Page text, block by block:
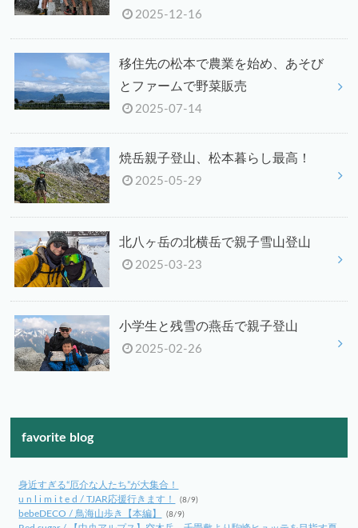
2025-12-16
移住先の松本で農業を始め、あそび
とファームで野菜販売
2025-07-14
焼岳親子登山、松本暮らし最高！
2025-05-29
北八ヶ岳の北横岳で親子雪山登山
2025-03-23
小学生と残雪の燕岳で親子登山
2025-02-26
favorite blog
身近すぎる“厄介な人たち”が大集合！
u n l i m i t e d / TJAR応援行きます！
(8/9)
bebeDECO / 鳥海山歩き【本編】 (8/9)